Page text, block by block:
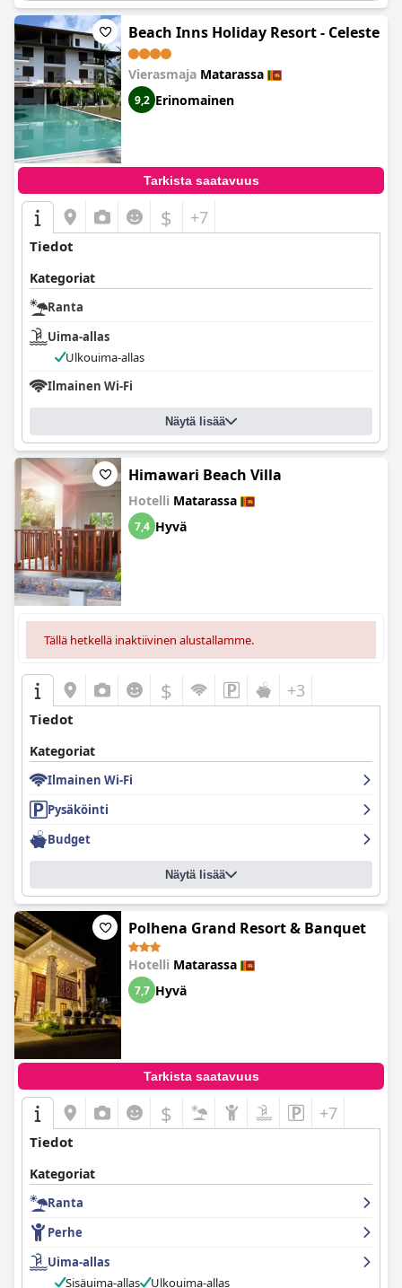
Beach Inns Holiday Resort - Celeste
Vierasmaja Matarassa
9,2 Erinomainen
Tarkista saatavuus
$ +7
Tiedot
Kategoriat
Ranta
Uima-allas
Ulkouima-allas
Ilmainen Wi-Fi
Näytä lisää
Himawari Beach Villa
Hotelli Matarassa
7,4 Hyvä
Tällä hetkellä inaktiivinen alustallamme.
$ +3
Tiedot
Kategoriat
Ilmainen Wi-Fi
Pysäköinti
Budget
Näytä lisää
Polhena Grand Resort & Banquet
Hotelli Matarassa
7,7 Hyvä
Tarkista saatavuus
$ +7
Tiedot
Kategoriat
Ranta
Perhe
Uima-allas
Sisäuima-allas
Ulkouima-allas